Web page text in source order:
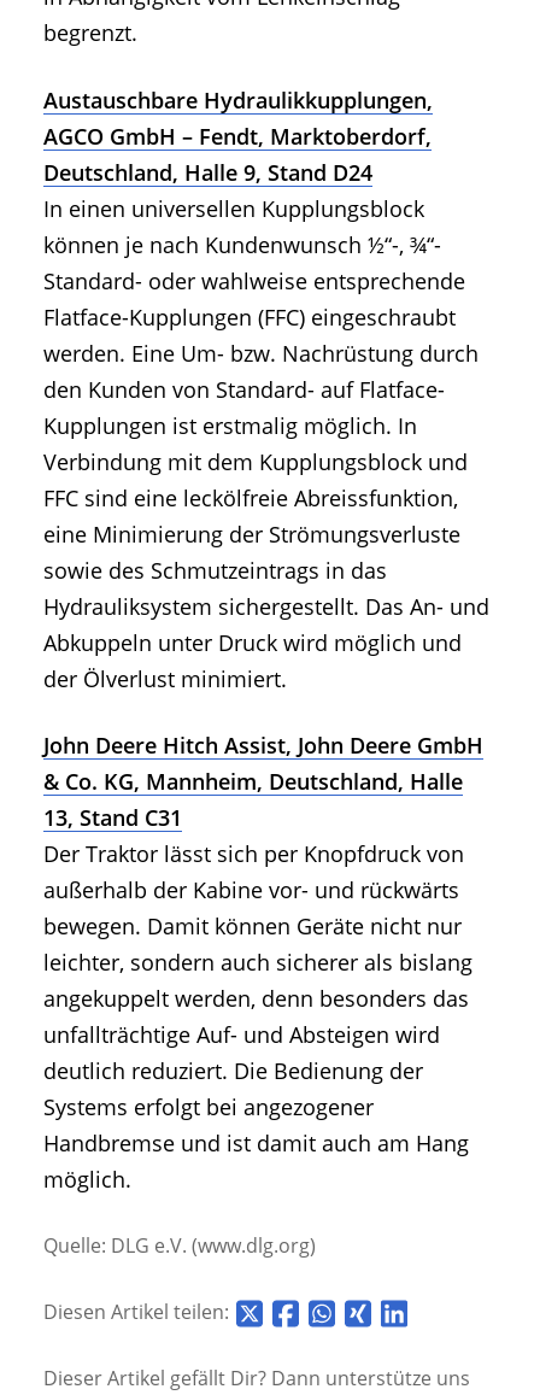
begrenzt.
Austauschbare Hydraulikkupplungen,
AGCO GmbH – Fendt, Marktoberdorf,
Deutschland, Halle 9, Stand D24
In einen universellen Kupplungsblock
können je nach Kundenwunsch ½“-, ¾“-
Standard- oder wahlweise entsprechende
Flatface-Kupplungen (FFC) eingeschraubt
werden. Eine Um- bzw. Nachrüstung durch
den Kunden von Standard- auf Flatface-
Kupplungen ist erstmalig möglich. In
Verbindung mit dem Kupplungsblock und
FFC sind eine leckölfreie Abreissfunktion,
eine Minimierung der Strömungsverluste
sowie des Schmutzeintrags in das
Hydrauliksystem sichergestellt. Das An- und
Abkuppeln unter Druck wird möglich und
der Ölverlust minimiert.
John Deere Hitch Assist, John Deere GmbH
& Co. KG, Mannheim, Deutschland, Halle
13, Stand C31
Der Traktor lässt sich per Knopfdruck von
außerhalb der Kabine vor- und rückwärts
bewegen. Damit können Geräte nicht nur
leichter, sondern auch sicherer als bislang
angekuppelt werden, denn besonders das
unfallträchtige Auf- und Absteigen wird
deutlich reduziert. Die Bedienung der
Systems erfolgt bei angezogener
Handbremse und ist damit auch am Hang
möglich.
Quelle: DLG e.V. (www.dlg.org)
Diesen Artikel teilen:
Dieser Artikel gefällt Dir? Dann unterstütze uns